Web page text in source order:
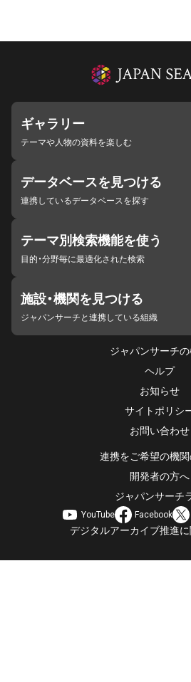
ギャラリー
テーマや人物の資料を楽しむ
データベースを見つける
連携しているデータベースを探す
テーマ別検索機能を使う
目的・分野毎に最適化された検索
施設・機関を見つける
ジャパンサーチと連携している組織
ジャパンサーチ
ヘルプ
お知らせ
サイトポリシ
お問い合わせ
連携をご希望の機
開発者の方へ
ジャパンサーチ
YouTube Facebook
デジタルアーカイブ推進